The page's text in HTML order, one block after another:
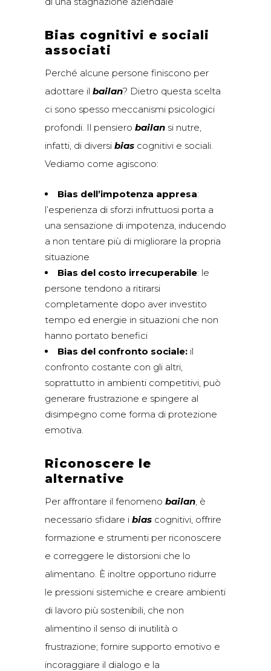
Bias cognitivi e sociali
associati
Perché alcune persone finiscono per
adottare il bailan? Dietro questa scelta
ci sono spesso meccanismi psicologici
profondi. Il pensiero bailan si nutre,
infatti, di diversi bias cognitivi e sociali.
Vediamo come agiscono:
Bias dell’impotenza appresa:
l’esperienza di sforzi infruttuosi porta a
una sensazione di impotenza, inducendo
a non tentare più di migliorare la propria
situazione
Bias del costo irrecuperabile: le
persone tendono a ritirarsi
completamente dopo aver investito
tempo ed energie in situazioni che non
hanno portato benefici
Bias del confronto sociale: il
confronto costante con gli altri,
soprattutto in ambienti competitivi, può
generare frustrazione e spingere al
disimpegno come forma di protezione
emotiva.
Riconoscere le
alternative
Per affrontare il fenomeno bailan, è
necessario sfidare i bias cognitivi, offrire
formazione e strumenti per riconoscere
e correggere le distorsioni che lo
alimentano. È inoltre opportuno ridurre
le pressioni sistemiche e creare ambienti
di lavoro più sostenibili, che non
alimentino il senso di inutilità o
frustrazione; fornire supporto emotivo e
incoraggiare il dialogo e la